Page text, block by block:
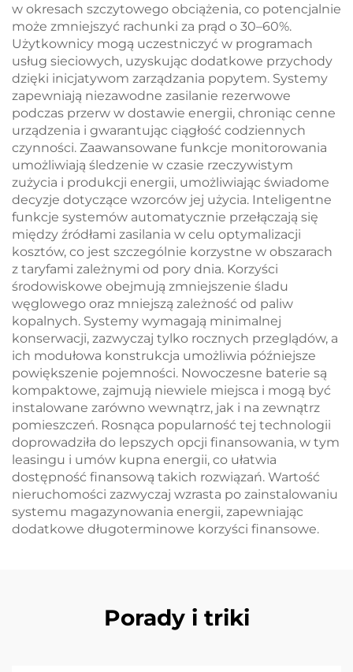
w okresach szczytowego obciążenia, co potencjalnie
może zmniejszyć rachunki za prąd o 30–60%.
Użytkownicy mogą uczestniczyć w programach
usług sieciowych, uzyskując dodatkowe przychody
dzięki inicjatywom zarządzania popytem. Systemy
zapewniają niezawodne zasilanie rezerwowe
podczas przerw w dostawie energii, chroniąc cenne
urządzenia i gwarantując ciągłość codziennych
czynności. Zaawansowane funkcje monitorowania
umożliwiają śledzenie w czasie rzeczywistym
zużycia i produkcji energii, umożliwiając świadome
decyzje dotyczące wzorców jej użycia. Inteligentne
funkcje systemów automatycznie przełączają się
między źródłami zasilania w celu optymalizacji
kosztów, co jest szczególnie korzystne w obszarach
z taryfami zależnymi od pory dnia. Korzyści
środowiskowe obejmują zmniejszenie śladu
węglowego oraz mniejszą zależność od paliw
kopalnych. Systemy wymagają minimalnej
konserwacji, zazwyczaj tylko rocznych przeglądów, a
ich modułowa konstrukcja umożliwia późniejsze
powiększenie pojemności. Nowoczesne baterie są
kompaktowe, zajmują niewiele miejsca i mogą być
instalowane zarówno wewnątrz, jak i na zewnątrz
pomieszczeń. Rosnąca popularność tej technologii
doprowadziła do lepszych opcji finansowania, w tym
leasingu i umów kupna energii, co ułatwia
dostępność finansową takich rozwiązań. Wartość
nieruchomości zazwyczaj wzrasta po zainstalowaniu
systemu magazynowania energii, zapewniając
dodatkowe długoterminowe korzyści finansowe.
Porady i triki